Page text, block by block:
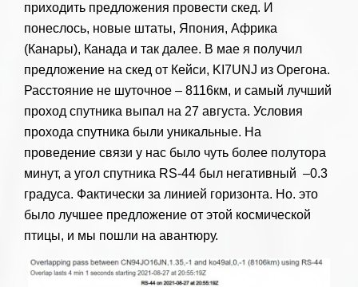
приходить предложения провести скед. И
понеслось, новые штаты, Япония, Африка
(Канары), Канада и так далее. В мае я получил
предложение на скед от Кейси, KI7UNJ из Орегона.
Расстояние не шуточное – 8116км, и самый лучший
проход спутника выпал на 27 августа. Условия
прохода спутника были уникальные. На
проведение связи у нас было чуть более полутора
минут, а угол спутника RS-44 был негативный –0.3
градуса. Фактически за линией горизонта. Но. это
было лучшее предложение от этой космической
птицы, и мы пошли на авантюру.